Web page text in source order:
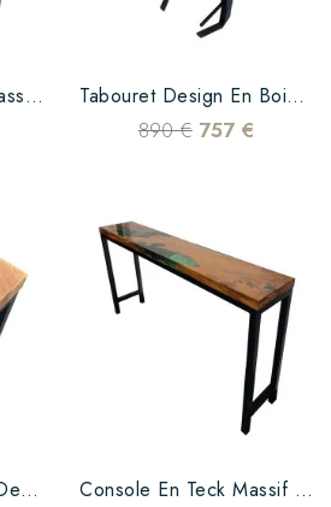
Console En Chêne Massif Et Résine Époxy Blanche Tabouret Design En Bois De Chêne Et Acier Noir
890 € 757 €
Table Basse En Bois De Teck Et Résine Époxy Verte Console En Teck Massif Et Résine Epoxy Verte Transparente